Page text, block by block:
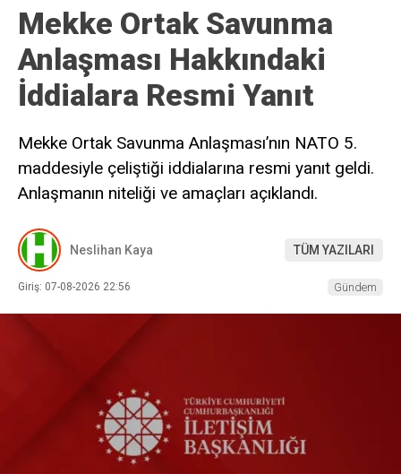
Mekke Ortak Savunma
Anlaşması Hakkındaki
İddialara Resmi Yanıt
Mekke Ortak Savunma Anlaşması’nın NATO 5.
maddesiyle çeliştiği iddialarına resmi yanıt geldi.
Anlaşmanın niteliği ve amaçları açıklandı.
Neslihan Kaya TÜM YAZILARI
Giriş: 07-08-2026 22:56 Gündem